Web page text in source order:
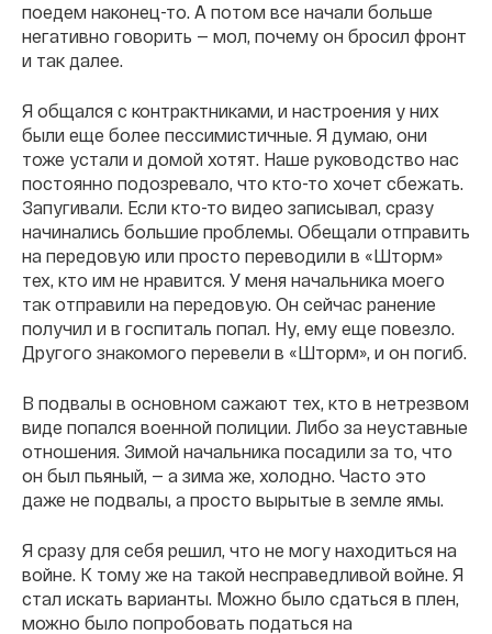
поедем наконец-то. А потом все начали больше
негативно говорить — мол, почему он бросил фронт
и так далее.
Я общался с контрактниками, и настроения у них
были еще более пессимистичные. Я думаю, они
тоже устали и домой хотят. Наше руководство нас
постоянно подозревало, что кто-то хочет сбежать.
Запугивали. Если кто-то видео записывал, сразу
начинались большие проблемы. Обещали отправить
на передовую или просто переводили в «Шторм»
тех, кто им не нравится. У меня начальника моего
так отправили на передовую. Он сейчас ранение
получил и в госпиталь попал. Ну, ему еще повезло.
Другого знакомого перевели в «Шторм», и он погиб.
В подвалы в основном сажают тех, кто в нетрезвом
виде попался военной полиции. Либо за неуставные
отношения. Зимой начальника посадили за то, что
он был пьяный, — а зима же, холодно. Часто это
даже не подвалы, а просто вырытые в земле ямы.
Я сразу для себя решил, что не могу находиться на
войне. К тому же на такой несправедливой войне. Я
стал искать варианты. Можно было сдаться в плен,
можно было попробовать податься на